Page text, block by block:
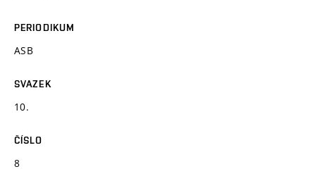
PERIODIKUM
ASB
SVAZEK
10.
ČÍSLO
8